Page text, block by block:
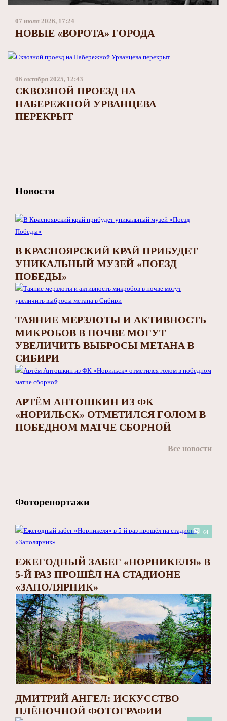
Заполярный театр драмы
07 июля 2026, 17:24
НОВЫЕ «ВОРОТА» ГОРОДА
06 октября 2025, 12:43
СКВОЗНОЙ ПРОЕЗД НА
НАБЕРЕЖНОЙ УРВАНЦЕВА
ПЕРЕКРЫТ
Новости
В КРАСНОЯРСКИЙ КРАЙ ПРИБУДЕТ
УНИКАЛЬНЫЙ МУЗЕЙ «ПОЕЗД
ПОБЕДЫ»
ТАЯНИЕ МЕРЗЛОТЫ И АКТИВНОСТЬ
МИКРОБОВ В ПОЧВЕ МОГУТ
УВЕЛИЧИТЬ ВЫБРОСЫ МЕТАНА В
СИБИРИ
АРТЁМ АНТОШКИН ИЗ ФК
«НОРИЛЬСК» ОТМЕТИЛСЯ ГОЛОМ В
ПОБЕДНОМ МАТЧЕ СБОРНОЙ
Все новости
Фоторепортажи
64
ЕЖЕГОДНЫЙ ЗАБЕГ «НОРНИКЕЛЯ» В
5-Й РАЗ ПРОШЁЛ НА СТАДИОНЕ
«ЗАПОЛЯРНИК»
21
ДМИТРИЙ АНГЕЛ: ИСКУССТВО
ПЛЁНОЧНОЙ ФОТОГРАФИИ